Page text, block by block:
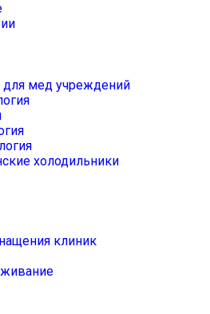
мед учреждений
холодильники
клиник